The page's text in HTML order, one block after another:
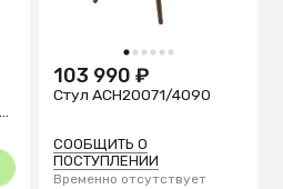
1 2 3 4 5 6
103 990 ₽
Стул ACH20071/4090
СООБЩИТЬ О
ПОСТУПЛЕНИИ
Временно отсутствует